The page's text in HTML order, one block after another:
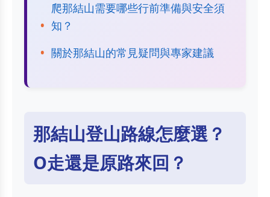
爬那結山需要哪些行前準備與安全須
知？
關於那結山的常見疑問與專家建議
那結山登山路線怎麼選？
O走還是原路來回？